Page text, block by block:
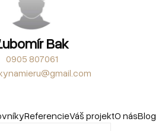
Bak
0905 807061
ReferencieVáš projektO násBlog